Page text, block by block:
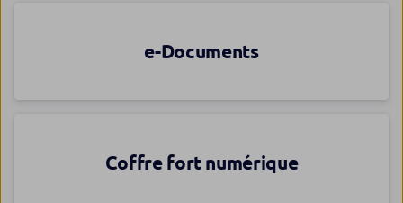
e-Documents
Coffre fort numérique